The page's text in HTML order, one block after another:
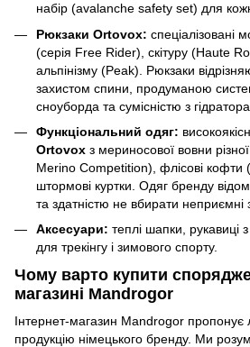
набір (avalanche safety set) для
Рюкзаки Ortovox: спеціалізовані
(серія Free Rider), скітуру (Haute
альпінізму (Peak). Рюкзаки
захистом спини, продуманою
сноуборда та сумісністю з
Функціональний одяг:
Ortovox з мериносової вовни
Merino Competition), флісові кофти
штормові куртки. Одяг бренду
та здатністю не вбирати неприємні
Аксесуари: теплі шапки, рукавиці
для трекінгу і зимового спорту.
Чому варто купити
магазині Mandrogor
Інтернет-магазин Mandrogor
продукцію німецького бренду. Ми